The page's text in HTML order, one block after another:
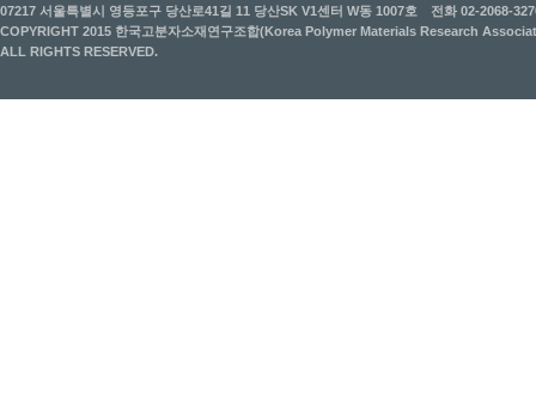
07217 서울특별시 영등포구 당산로41길 11 당산SK V1센터 W동 1007호
전화 02-2068-
COPYRIGHT 2015 한국고분자소재연구조합(Korea Polymer Materials Research
ALL RIGHTS RESERVED.